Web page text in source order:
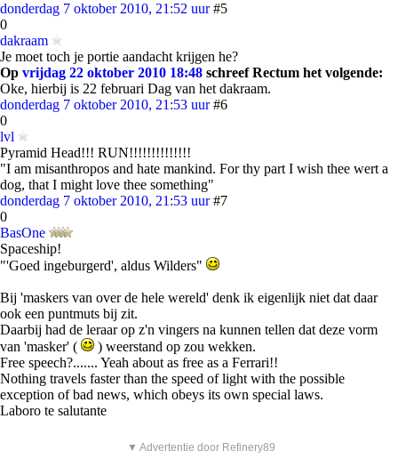
donderdag 7 oktober 2010, 21:52 uur #5
0
dakraam
Je moet toch je portie aandacht krijgen he?
Op vrijdag 22 oktober 2010 18:48 schreef Rectum het volgende:
Oke, hierbij is 22 februari Dag van het dakraam.
donderdag 7 oktober 2010, 21:53 uur #6
0
lvl
Pyramid Head!!! RUN!!!!!!!!!!!!!!
"I am misanthropos and hate mankind. For thy part I wish thee wert a
dog, that I might love thee something"
donderdag 7 oktober 2010, 21:53 uur #7
0
BasOne
Spaceship!
"'Goed ingeburgerd', aldus Wilders"
Bij 'maskers van over de hele wereld' denk ik eigenlijk niet dat daar
ook een puntmuts bij zit.
Daarbij had de leraar op z'n vingers na kunnen tellen dat deze vorm
van 'masker' (
) weerstand op zou wekken.
Free speech?....... Yeah about as free as a Ferrari!!
Nothing travels faster than the speed of light with the possible
exception of bad news, which obeys its own special laws.
Laboro te salutante
▼ Advertentie door Refinery89